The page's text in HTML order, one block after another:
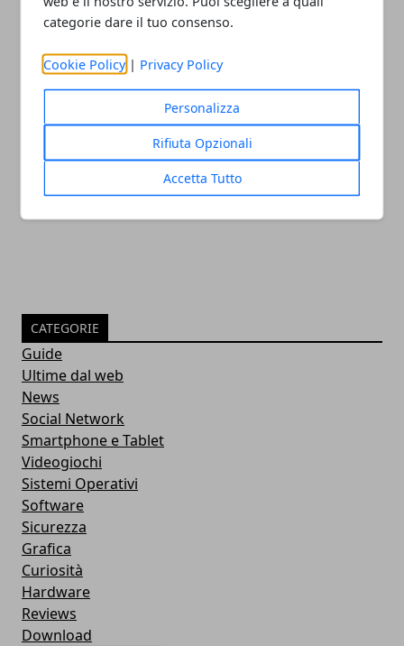
categorie dare il tuo consenso.
Cookie Policy | Privacy Policy
Personalizza
Rifiuta Opzionali
Accetta Tutto
Il nuovo firmware PS5 preoccupa gli
utenti
05/10/2022
CATEGORIE
Guide
Ultime dal web
News
Social Network
Smartphone e Tablet
Videogiochi
Sistemi Operativi
Software
Sicurezza
Grafica
Curiosità
Hardware
Reviews
Download